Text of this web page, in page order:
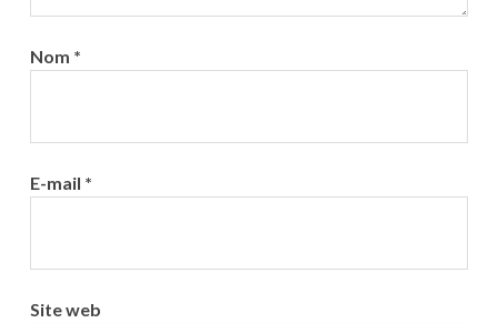
Nom *
E-mail *
Site web